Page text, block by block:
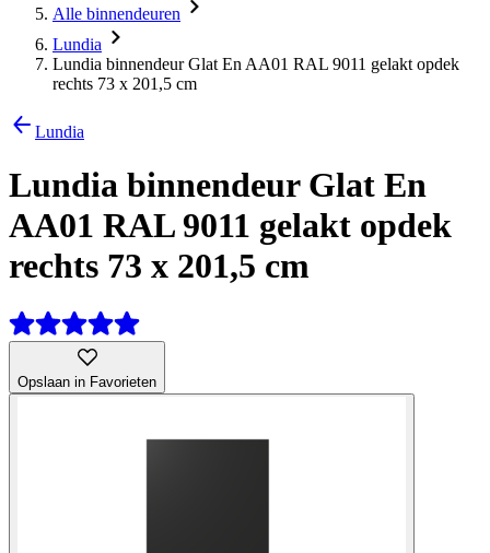
Alle binnendeuren
Lundia
Lundia binnendeur Glat En AA01 RAL 9011 gelakt opdek
rechts 73 x 201,5 cm
Lundia
Lundia binnendeur Glat En
AA01 RAL 9011 gelakt opdek
rechts 73 x 201,5 cm
Opslaan in Favorieten